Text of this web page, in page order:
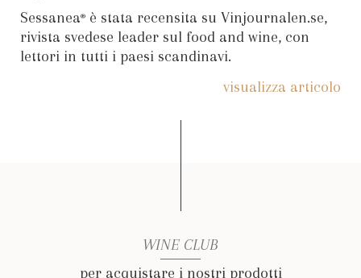
Sessanea® è stata recensita su Vinjournalen.se,
rivista svedese leader sul food and wine, con
lettori in tutti i paesi scandinavi.
visualizza articolo
WINE CLUB
per acquistare i nostri prodotti